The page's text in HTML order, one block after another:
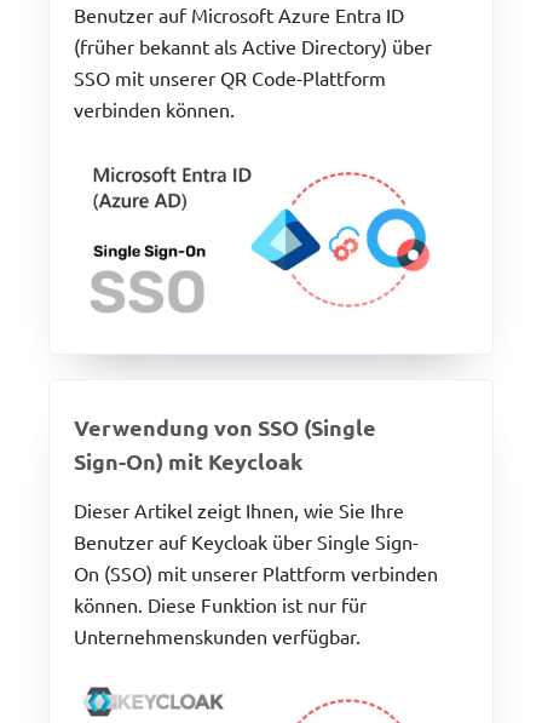
Benutzer auf Microsoft Azure Entra ID
(früher bekannt als Active Directory) über
SSO mit unserer QR Code-Plattform
verbinden können.
Verwendung von SSO (Single
Sign-On) mit Keycloak
Dieser Artikel zeigt Ihnen, wie Sie Ihre
Benutzer auf Keycloak über Single Sign-
On (SSO) mit unserer Plattform verbinden
können. Diese Funktion ist nur für
Unternehmenskunden verfügbar.